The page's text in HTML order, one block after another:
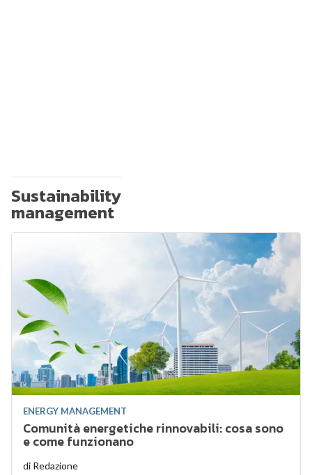
Sustainability
management
ENERGY MANAGEMENT
Comunità energetiche rinnovabili: cosa sono
e come funzionano
di Redazione